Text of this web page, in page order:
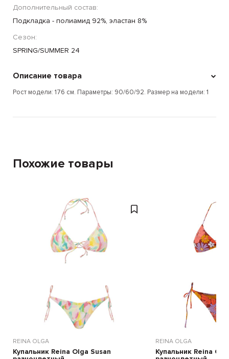
Дополнительный состав:
Подкладка - полиамид 92%, эластан 8%
Сезон:
SPRING/SUMMER 24
Описание товара
Рост модели: 176 см. Параметры: 90/60/92. Размер на модели: 1
Похожие товары
REINA OLGA
Купальник Reina Olga Susan
REINA OLGA
Купальник Reina